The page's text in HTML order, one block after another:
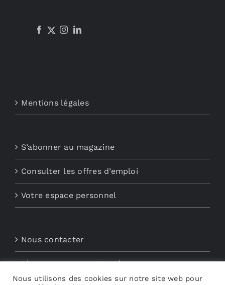
Mentions légales
S’abonner au magazine
Consulter les offres d’emploi
Votre espace personnel
Nous contacter
Abonnements aux Newsletters
Nous utilisons des cookies sur notre site web pour